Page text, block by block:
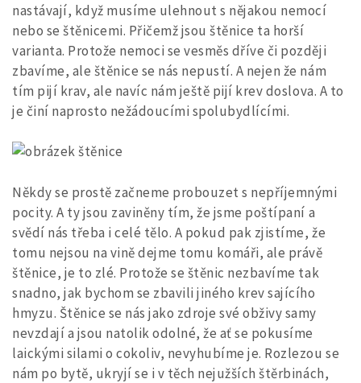
nastávají, když musíme ulehnout s nějakou nemocí
nebo se štěnicemi. Přičemž jsou štěnice ta horší
varianta. Protože nemoci se vesměs dříve či později
zbavíme, ale štěnice se nás nepustí. A nejen že nám
tím pijí krav, ale navíc nám ještě pijí krev doslova. A to
je činí naprosto nežádoucími spolubydlícími.
Někdy se prostě začneme probouzet s nepříjemnými
pocity. A ty jsou zaviněny tím, že jsme poštípaní a
svědí nás třeba i celé tělo. A pokud pak zjistíme, že
tomu nejsou na vině dejme tomu komáři, ale právě
štěnice, je to zlé. Protože se štěnic nezbavíme tak
snadno, jak bychom se zbavili jiného krev sajícího
hmyzu. Štěnice se nás jako zdroje své obživy samy
nevzdají a jsou natolik odolné, že ať se pokusíme
laickými silami o cokoliv, nevyhubíme je. Rozlezou se
nám po bytě, ukryjí se i v těch nejužších štěrbinách,